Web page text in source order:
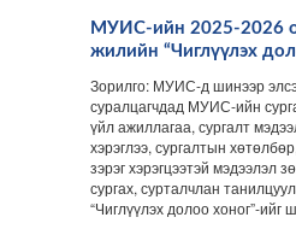
МУИС-ийн 2025-2026
жилийн “Чиглүүлэх
Зорилго: МУИС-д шинээр
суралцагчдад МУИС-ийн
үйл ажиллагаа, сургалт
хэрэглээ, сургалтын
зэрэг хэрэгцээтэй мэдээлэл
сургах, сурталчлан
“Чиглүүлэх долоо хоног”-ийг